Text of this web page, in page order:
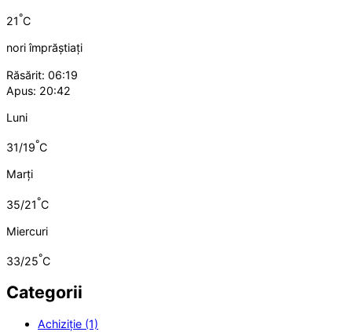
21°C
nori împrăștiați
Răsărit: 06:19
Apus: 20:42
Luni
31/19°C
Marți
35/21°C
Miercuri
33/25°C
Categorii
Achiziție (1)